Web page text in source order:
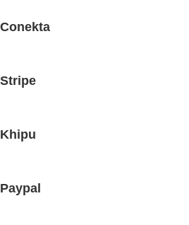
Conekta
Stripe
Khipu
Paypal